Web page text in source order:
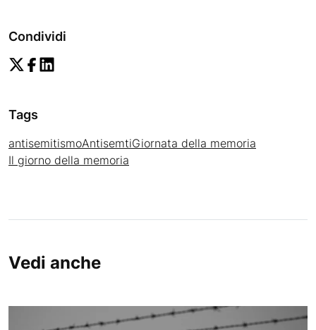
Condividi
Tags
antisemitismoAntisemtiGiornata della memoria
Il giorno della memoria
Vedi anche